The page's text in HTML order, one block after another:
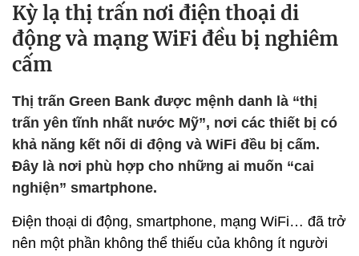
Kỳ lạ thị trấn nơi điện thoại di
động và mạng WiFi đều bị nghiêm
cấm
Thị trấn Green Bank được mệnh danh là “thị
trấn yên tĩnh nhất nước Mỹ”, nơi các thiết bị có
khả năng kết nối di động và WiFi đều bị cấm.
Đây là nơi phù hợp cho những ai muốn “cai
nghiện” smartphone.
Điện thoại di động, smartphone, mạng WiFi… đã trở
nên một phần không thể thiếu của không ít người